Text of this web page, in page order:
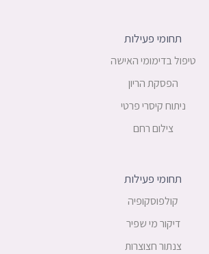
תחומי פעילות
קולפוסקופיה
דיקור מי שפיר
צנתור חצוצרות
תחומי פעילות
טיפול בדימומי האישה
הפסקת הריון
ניתוח קיסרי פרטי
צילום רחם